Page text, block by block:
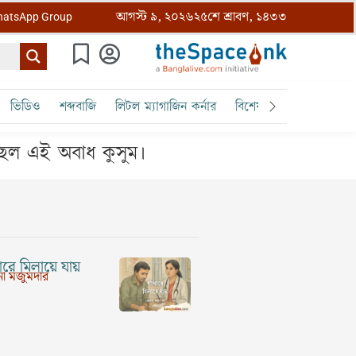
Group আগস্ট ৯, ২০২৬২৫শে শ্রাবণ, ১৪৩৩
ভিডিও শব্দবাজি লিটল ম্যাগাজিন কর্নার বিশেষ ক্রোড়পত্র
এই অবাধ কুসুম।
মিলায়ে যায়
মজুমদার